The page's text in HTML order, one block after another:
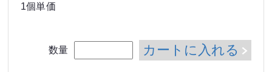
1個単価
数量 カートに入れる